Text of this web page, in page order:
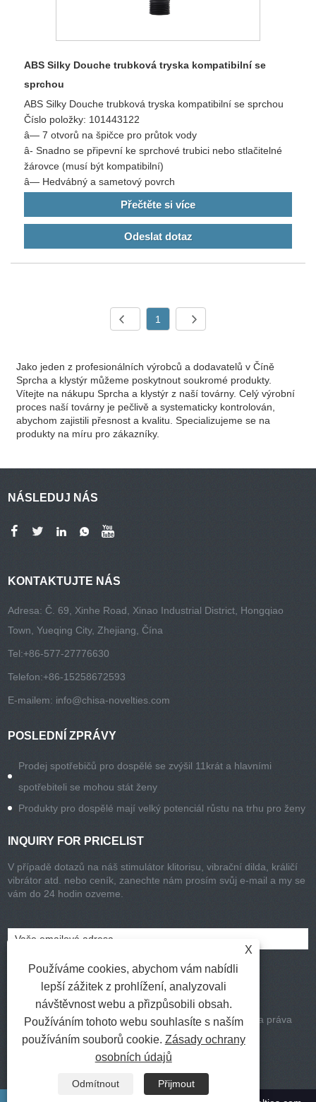
ABS Silky Douche trubková tryska kompatibilní se
sprchou
ABS Silky Douche trubková tryska kompatibilní se sprchou
Číslo položky: 101443122
â— 7 otvorů na špičce pro průtok vody
â- Snadno se připevní ke sprchové trubici nebo stlačitelné
žárovce (musí být kompatibilní)
â— Hedvábný a sametový povrch
Přečtěte si více
Odeslat dotaz
1
Jako jeden z profesionálních výrobců a dodavatelů v Číně
Sprcha a klystýr můžeme poskytnout soukromé produkty.
Vítejte na nákupu Sprcha a klystýr z naší továrny. Celý výrobní
proces naší továrny je pečlivě a systematicky kontrolován,
abychom zajistili přesnost a kvalitu. Specializujeme se na
produkty na míru pro zákazníky.
NÁSLEDUJ NÁS
KONTAKTUJTE NÁS
Adresa: Č. 69, Xinhe Road, Xinao Industrial District, Hongqiao
Town, Yueqing City, Zhejiang, Čína
Tel:+86-577-27776630
Telefon:+86-15258672593
E-mailem: info@chisa-novelties.com
POSLEDNÍ ZPRÁVY
Prodej spotřebičů pro dospělé se zvýšil 11krát a hlavními
spotřebiteli se mohou stát ženy
Produkty pro dospělé mají velký potenciál růstu na trhu pro ženy
INQUIRY FOR PRICELIST
V případě dotazů na náš stimulátor klitorisu, vibrační dilda, králičí
vibrátor atd. nebo ceník, zanechte nám prosím svůj e-mail a my se
vám do 24 hodin ozveme.
Copyright © 2021-2022 Chisa Group Limited všechna práva
vyhrazena
Odkazy|Sitemap|
Privacy Policy
X
Používáme cookies, abychom vám nabídli
lepší zážitek z prohlížení, analyzovali
návštěvnost webu a přizpůsobili obsah.
Používáním tohoto webu souhlasíte s naším
používáním souborů cookie. Zásady ochrany
osobních údajů
Odmítnout
Přijmout